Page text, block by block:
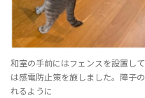
和室の手前にはフェンスを設置し
は感電防止策を施しました。障子
れるように